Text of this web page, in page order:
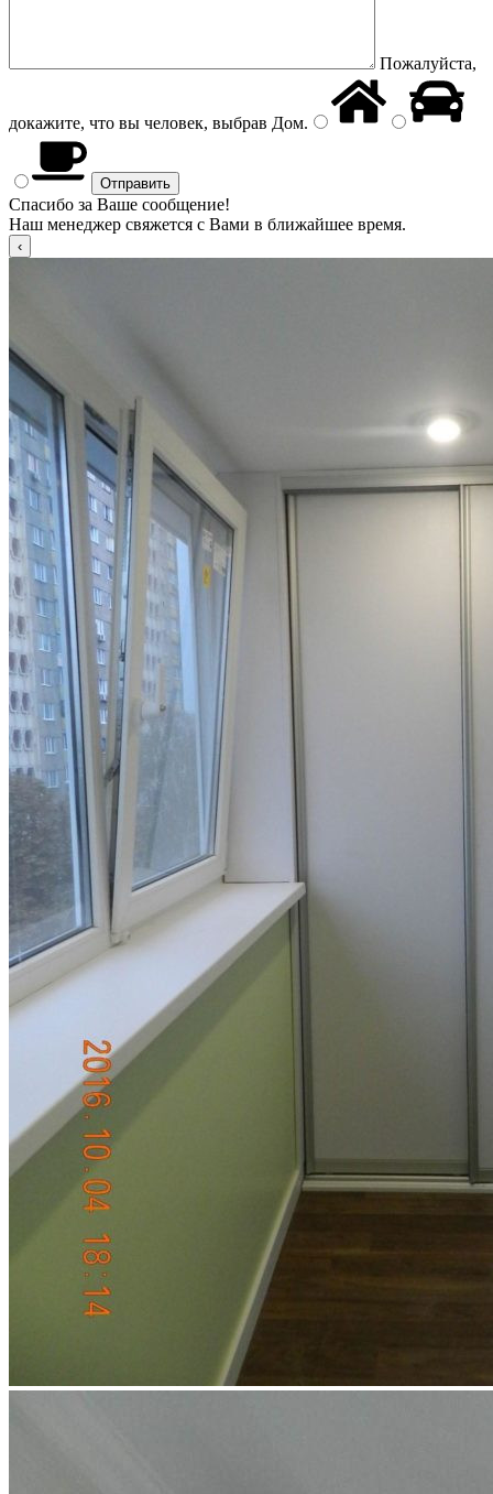
Пожалуйста,
докажите, что вы человек, выбрав Дом.
Спасибо за Ваше сообщение!
Наш менеджер свяжется с Вами в ближайшее время.